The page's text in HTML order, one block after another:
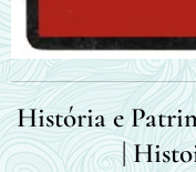
História e
|